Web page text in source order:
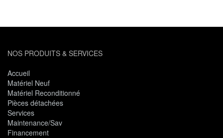
NOS PRODUITS & SERVICES
Accueil
Matériel Neuf
Matériel Reconditionné
Pièces détachées
Services
Maintenance/Sav
Financement